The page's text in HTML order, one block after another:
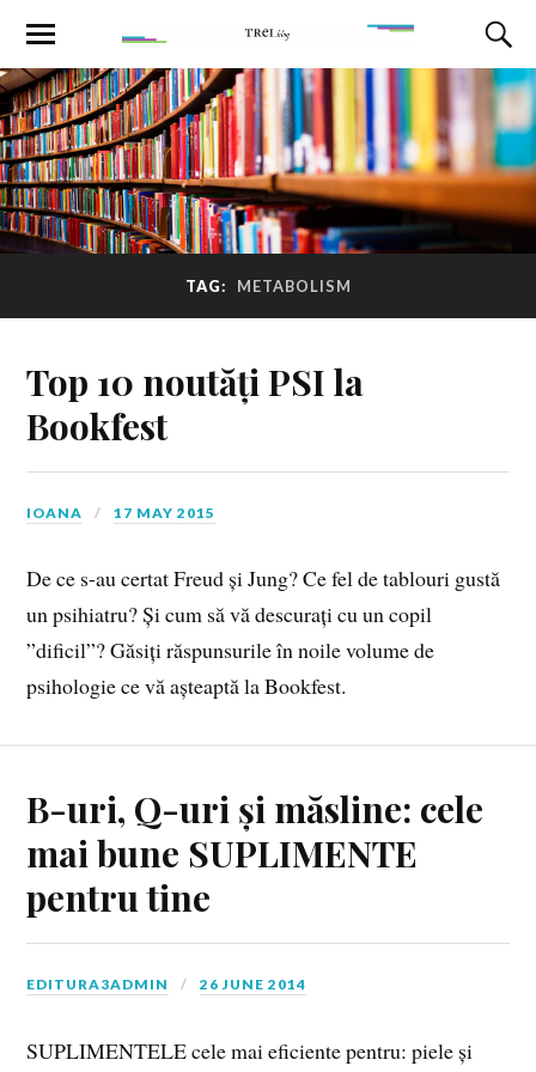
TAG: METABOLISM
Top 10 noutăți PSI la
Bookfest
IOANA 17 MAY 2015
De ce s-au certat Freud și Jung? Ce fel de tablouri gustă
un psihiatru? Și cum să vă descurați cu un copil
”dificil”? Găsiți răspunsurile în noile volume de
psihologie ce vă așteaptă la Bookfest.
B-uri, Q-uri și măsline: cele
mai bune SUPLIMENTE
pentru tine
EDITURA3ADMIN 26 JUNE 2014
SUPLIMENTELE cele mai eficiente pentru: piele și